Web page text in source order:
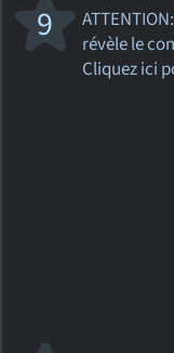
révèle le
Cliquez ici
9